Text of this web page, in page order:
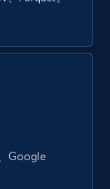
price,
more.
Google